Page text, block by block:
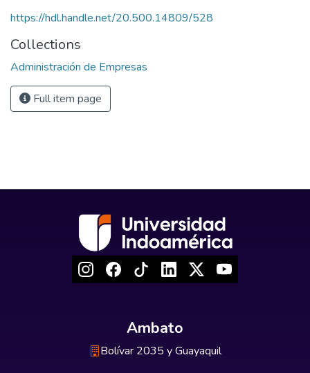
https://hdl.handle.net/20.500.14809/528
Collections
Administración de Empresas
Full item page
Ambato
Bolívar 2035 y Guayaquil